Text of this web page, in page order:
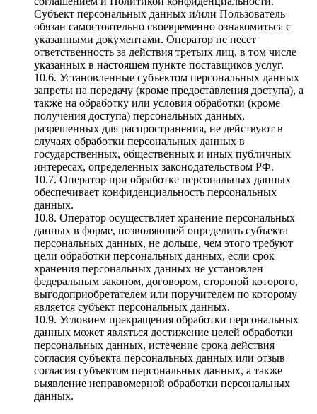
Субъект персональных данных и/или Пользователь
обязан самостоятельно своевременно ознакомиться с
указанными документами. Оператор не несет
ответственность за действия третьих лиц, в том числе
указанных в настоящем пункте поставщиков услуг.
10.6. Установленные субъектом персональных данных
запреты на передачу (кроме предоставления доступа), а
также на обработку или условия обработки (кроме
получения доступа) персональных данных,
разрешенных для распространения, не действуют в
случаях обработки персональных данных в
государственных, общественных и иных публичных
интересах, определенных законодательством РФ.
10.7. Оператор при обработке персональных данных
обеспечивает конфиденциальность персональных
данных.
10.8. Оператор осуществляет хранение персональных
данных в форме, позволяющей определить субъекта
персональных данных, не дольше, чем этого требуют
цели обработки персональных данных, если срок
хранения персональных данных не установлен
федеральным законом, договором, стороной которого,
выгодоприобретателем или поручителем по которому
является субъект персональных данных.
10.9. Условием прекращения обработки персональных
данных может являться достижение целей обработки
персональных данных, истечение срока действия
согласия субъекта персональных данных или отзыв
согласия субъектом персональных данных, а также
выявление неправомерной обработки персональных
данных.